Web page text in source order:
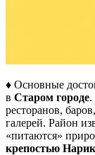
♦ Основные
в Старом городе.
ресторанов,
галерей. Район
«питаются»
крепостью